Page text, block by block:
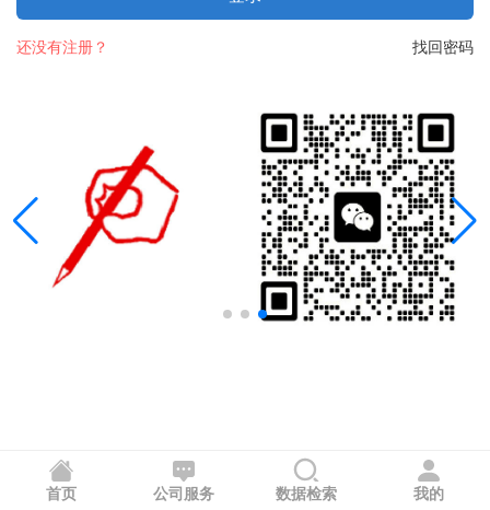
找回密码
还没有注册？
首页 公司服务 数据检索 我的